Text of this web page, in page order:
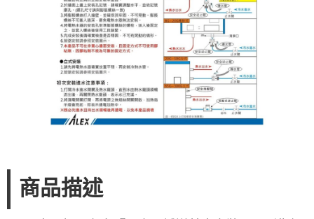
商品描述